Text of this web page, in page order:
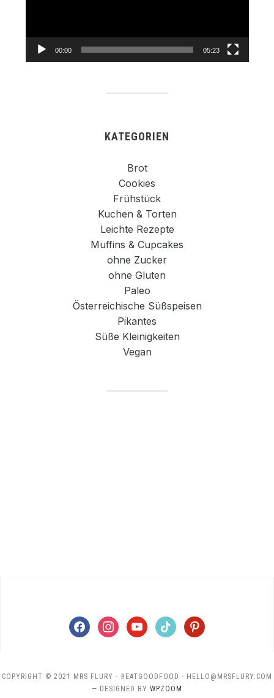
00:00 05:23
KATEGORIEN
Brot
Cookies
Frühstück
Kuchen & Torten
Leichte Rezepte
Muffins & Cupcakes
ohne Zucker
ohne Gluten
Paleo
Österreichische Süßspeisen
Pikantes
Süße Kleinigkeiten
Vegan
facebookinstagramyoutubetiktok pinterest
COPYRIGHT © 2021 MRS FLURY - #EATGOODFOOD - HELLO@MRSFLURY.COM
— DESIGNED BY WPZOOM